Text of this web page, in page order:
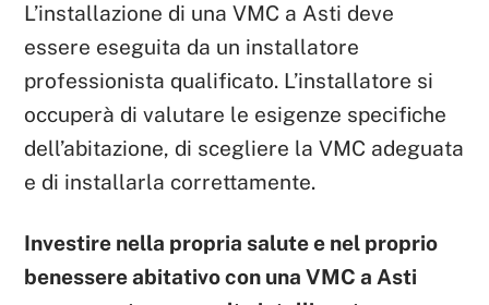
L’installazione di una VMC a Asti deve
essere eseguita da un installatore
professionista qualificato. L’installatore si
occuperà di valutare le esigenze specifiche
dell’abitazione, di scegliere la VMC adeguata
e di installarla correttamente.
Investire nella propria salute e nel proprio
benessere abitativo con una VMC a Asti